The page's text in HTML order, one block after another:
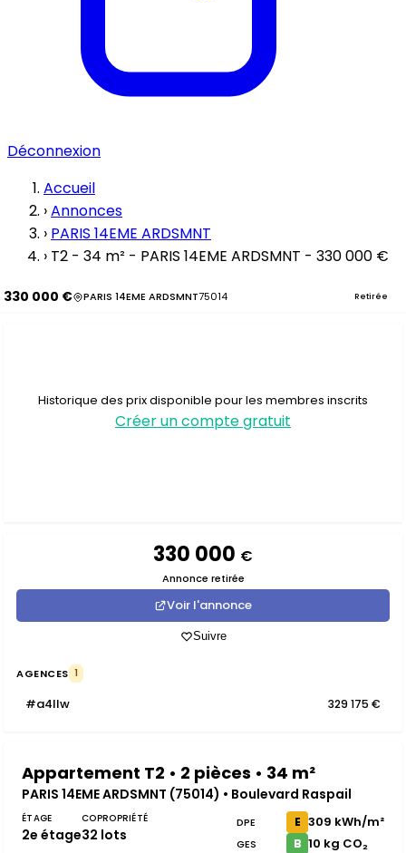
Déconnexion
Accueil
›Annonces
› PARIS 14EME ARDSMNT
› T2 - 34 m² - PARIS 14EME ARDSMNT - 330 000 €
330 000 € PARIS 14EME ARDSMNT75014 Retirée
Historique des prix disponible pour les membres inscrits
Créer un compte gratuit
330 000 €
Annonce retirée
Voir l'annonce
Suivre
AGENCES 1
#a4IIw 329 175 €
Appartement T2 • 2 pièces • 34 m²
PARIS 14EME ARDSMNT (75014) • Boulevard Raspail
ÉTAGE
2e étage
COPROPRIÉTÉ
32 lots
DPE E 309 kWh/m²
GES B 10 kg CO₂